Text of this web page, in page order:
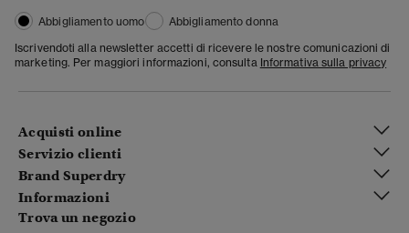
Abbigliamento uomo
Abbigliamento donna
Iscrivendoti alla newsletter accetti di ricevere le nostre comunicazioni di
marketing. Per maggiori informazioni, consulta Informativa sulla privacy
Acquisti online
Servizio clienti
Brand Superdry
Informazioni
Trova un negozio